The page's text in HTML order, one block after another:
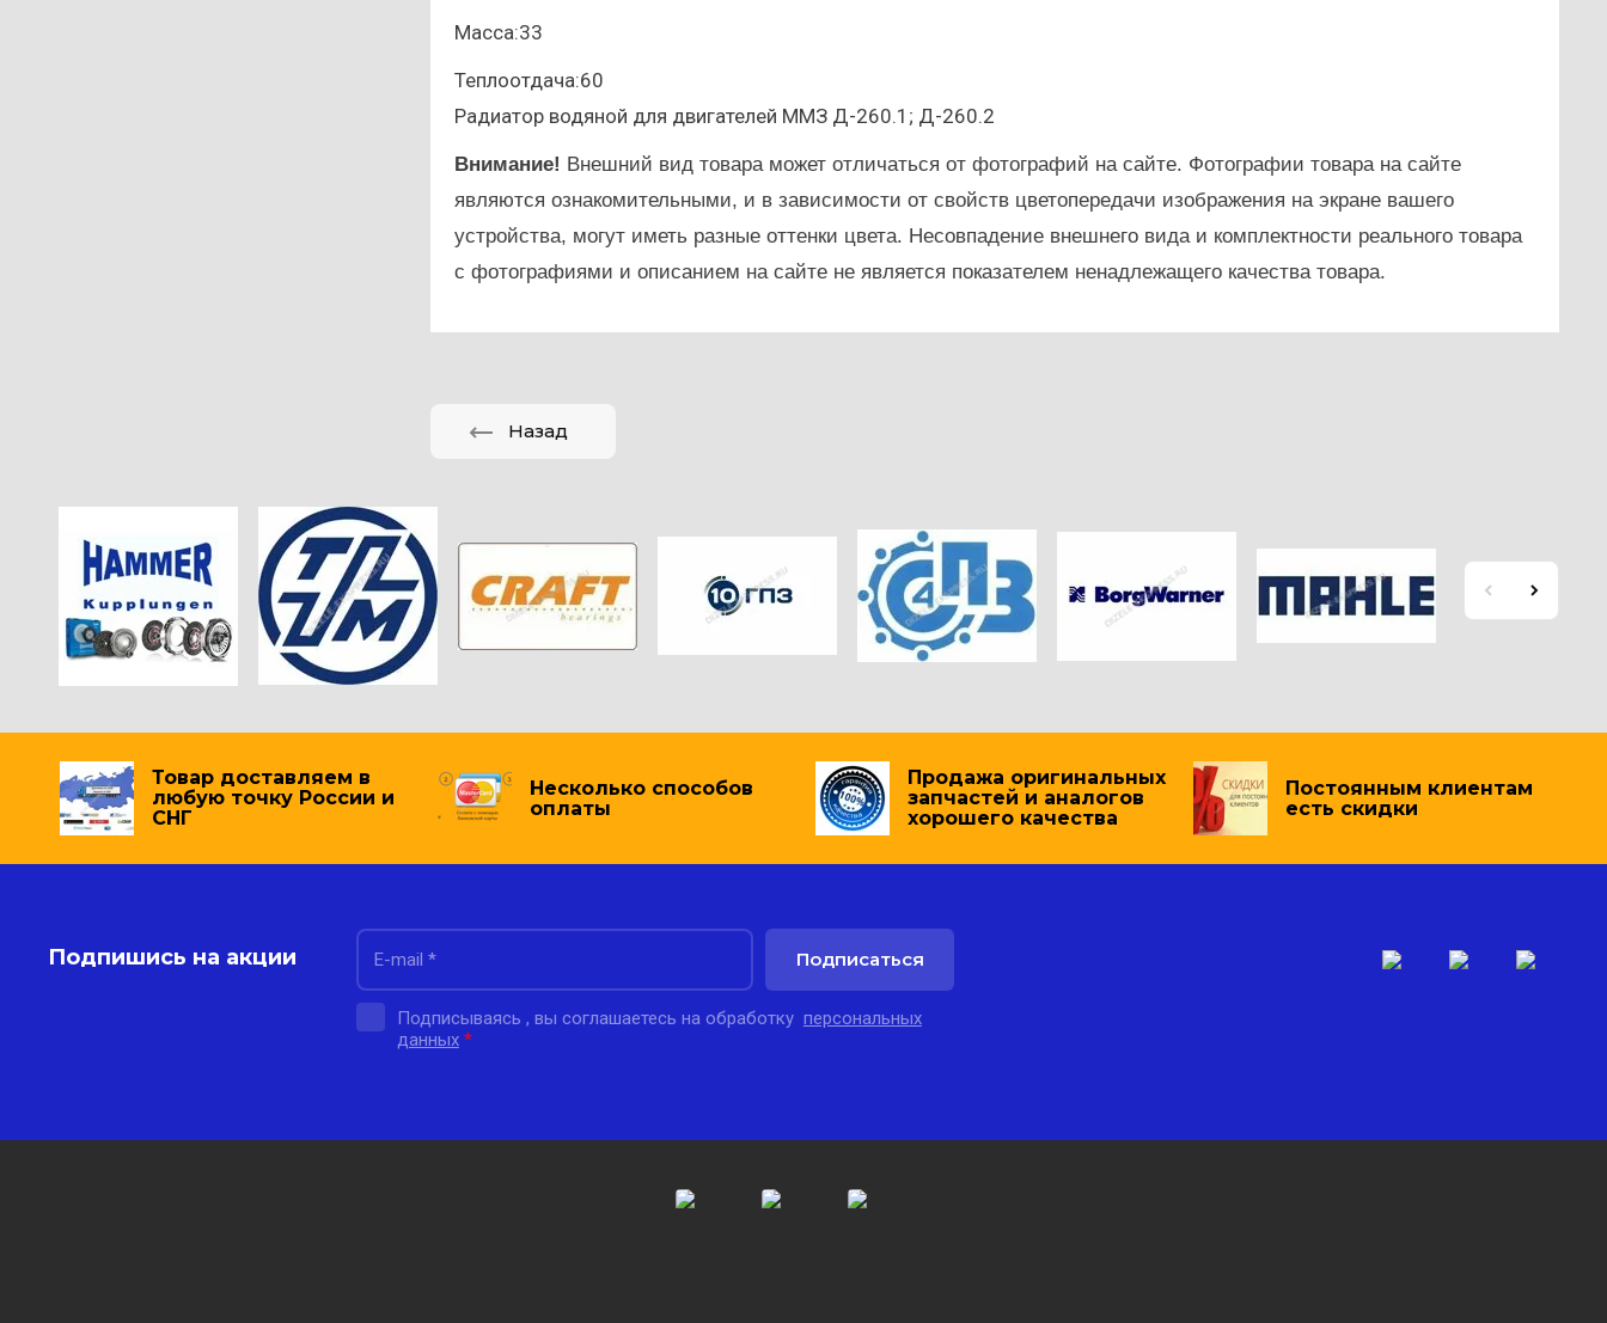
Масса:33
Теплоотдача:60
Радиатор водяной для двигателей ММЗ Д-260.1; Д-260.2
Внимание! Внешний вид товара может отличаться от фотографий на сайте. Фотографии товара на сайте
являются ознакомительными, и в зависимости от свойств цветопередачи изображения на экране вашего
устройства, могут иметь разные оттенки цвета. Несовпадение внешнего вида и комплектности реального товара
с фотографиями и описанием на сайте не является показателем ненадлежащего качества товара.
Назад
Товар доставляем в
любую точку России и
СНГ
Несколько способов
оплаты
Продажа оригинальных
запчастей и аналогов
хорошего качества
Постоянным клиентам
есть скидки
Подпишись на акции
Подписываясь , вы соглашаетесь на обработку персональных
данных *
Подписаться